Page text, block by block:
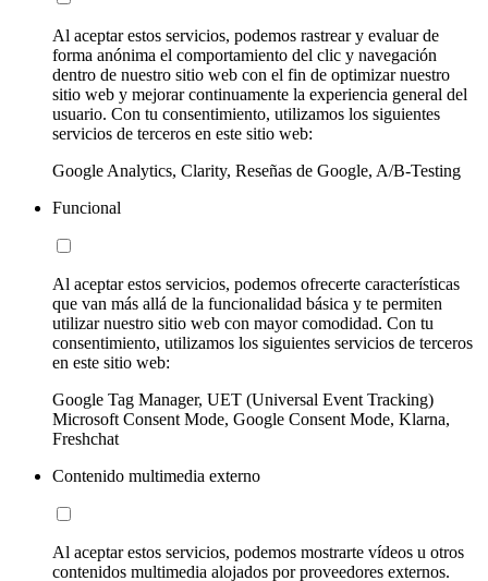
Al aceptar estos servicios, podemos rastrear y evaluar de
forma anónima el comportamiento del clic y navegación
dentro de nuestro sitio web con el fin de optimizar nuestro
sitio web y mejorar continuamente la experiencia general del
usuario. Con tu consentimiento, utilizamos los siguientes
servicios de terceros en este sitio web:
Google Analytics, Clarity, Reseñas de Google, A/B-Testing
Funcional
Al aceptar estos servicios, podemos ofrecerte características
que van más allá de la funcionalidad básica y te permiten
utilizar nuestro sitio web con mayor comodidad. Con tu
consentimiento, utilizamos los siguientes servicios de terceros
en este sitio web:
Google Tag Manager, UET (Universal Event Tracking)
Microsoft Consent Mode, Google Consent Mode, Klarna,
Freshchat
Contenido multimedia externo
Al aceptar estos servicios, podemos mostrarte vídeos u otros
contenidos multimedia alojados por proveedores externos.